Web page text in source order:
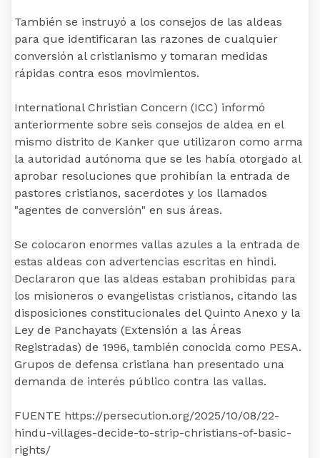
También se instruyó a los consejos de las aldeas
para que identificaran las razones de cualquier
conversión al cristianismo y tomaran medidas
rápidas contra esos movimientos.
International Christian Concern (ICC) informó
anteriormente sobre seis consejos de aldea en el
mismo distrito de Kanker que utilizaron como arma
la autoridad autónoma que se les había otorgado al
aprobar resoluciones que prohibían la entrada de
pastores cristianos, sacerdotes y los llamados
"agentes de conversión" en sus áreas.
Se colocaron enormes vallas azules a la entrada de
estas aldeas con advertencias escritas en hindi.
Declararon que las aldeas estaban prohibidas para
los misioneros o evangelistas cristianos, citando las
disposiciones constitucionales del Quinto Anexo y la
Ley de Panchayats (Extensión a las Áreas
Registradas) de 1996, también conocida como PESA.
Grupos de defensa cristiana han presentado una
demanda de interés público contra las vallas.
FUENTE https://persecution.org/2025/10/08/22-
hindu-villages-decide-to-strip-christians-of-basic-
rights/